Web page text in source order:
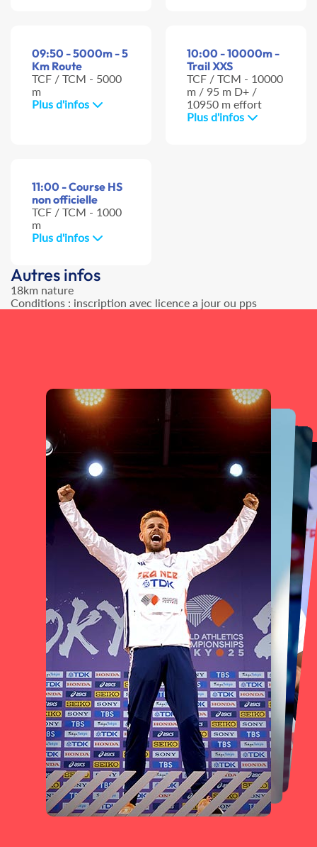
09:50 - 5000m - 5
Km Route
TCF / TCM - 5000
m
Plus d'infos
10:00 - 10000m -
Trail XXS
TCF / TCM - 10000
m / 95 m D+ /
10950 m effort
Plus d'infos
11:00 - Course HS
non officielle
TCF / TCM - 1000
m
Plus d'infos
Autres infos
18km nature
Conditions : inscription avec licence a jour ou pps